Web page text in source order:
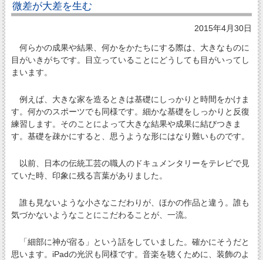
微差が大差を生む
2015年4月30日
何らかの成果や結果、何かをかたちにする際は、大きなものに
目がいきがちです。目立っていることにどうしても目がいってし
まいます。
例えば、大きな家を造るときは基礎にしっかりと時間をかけま
す。何かのスポーツでも同様です。細かな基礎をしっかりと反復
練習します。そのことによって大きな結果や成果に結びつきま
す。基礎を疎かにすると、思うような形にはなり難いものです。
以前、日本の伝統工芸の職人のドキュメンタリーをテレビで見
ていた時、印象に残る言葉がありました。
誰も見ないような小さなこだわりが、ほかの作品と違う。誰も
気づかないようなことにこだわることが、一流。
「細部に神が宿る」という話をしていました。確かにそうだと
思います。iPadの光沢も同様です。音楽を聴くために、装飾のよ